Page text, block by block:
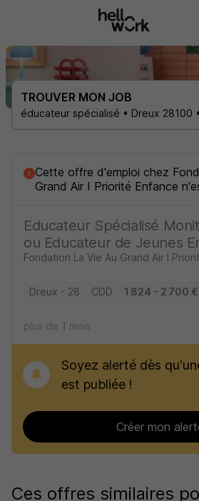
TROUVER MON JOB
éducateur spécialisé • Dreux 28100
Cette offre d'emploi chez
Grand Air I Priorité Enfance
Educateur Spécialisé
ou Educateur de Jeunes
Fondation La Vie Au Grand Air I
Dreux - 28 CDD 1 824 - 2 700
plus de 1 mois
Soyez alerté dès
est publiée !
Créer mon
Ces offres similaires